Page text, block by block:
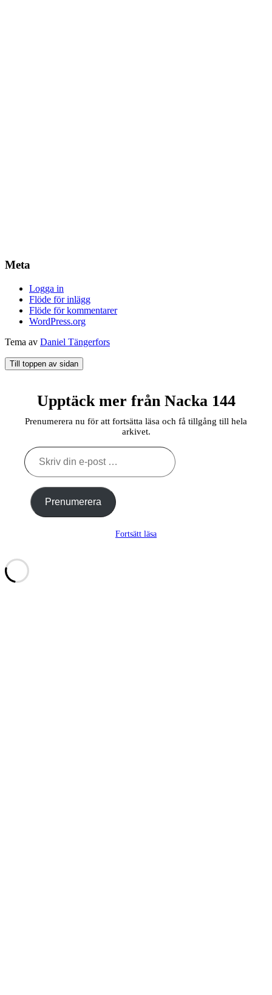
Meta
Logga in
Flöde för inlägg
Flöde för kommentarer
WordPress.org
Tema av Daniel Tängerfors
Till toppen av sidan
Upptäck mer från Nacka 144
Prenumerera nu för att fortsätta läsa och få tillgång till hela
arkivet.
Skriv
din
e-
…
Prenumerera
Fortsätt läsa